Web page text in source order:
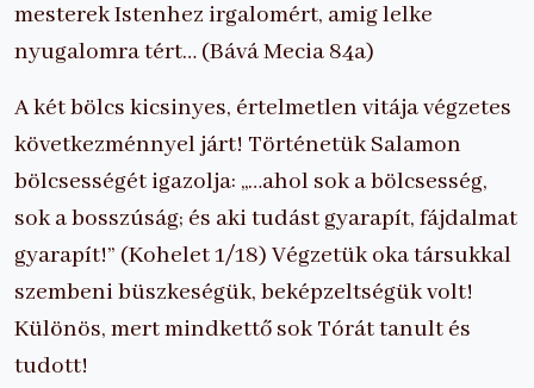
mesterek Istenhez irgalomért, amig lelke
nyugalomra tért… (Bává Mecia 84a)
A két bölcs kicsinyes, értelmetlen vitája végzetes
következménnyel járt! Történetük Salamon
bölcsességét igazolja: „…ahol sok a bölcsesség,
sok a bosszúság; és aki tudást gyarapít, fájdalmat
gyarapít!” (Kohelet 1/18) Végzetük oka társukkal
szembeni büszkeségük, beképzeltségük volt!
Különös, mert mindkettő sok Tórát tanult és
tudott!